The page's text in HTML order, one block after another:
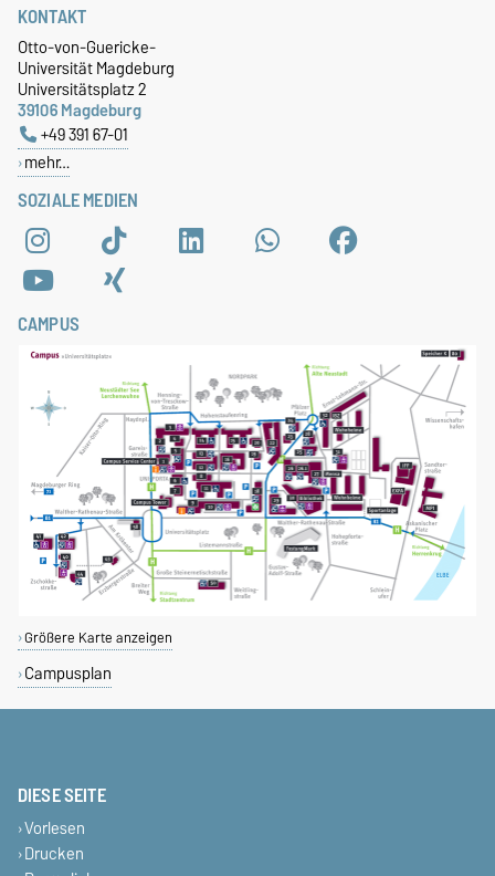
SOZIALE MEDIEN
KONTAKT
Otto-von-Guericke-
Universität Magdeburg
Universitätsplatz 2
39106 Magdeburg
+49 391 67-01
mehr…
CAMPUS
Größere Karte anzeigen
Campusplan
DIESE SEITE
Vorlesen
Drucken